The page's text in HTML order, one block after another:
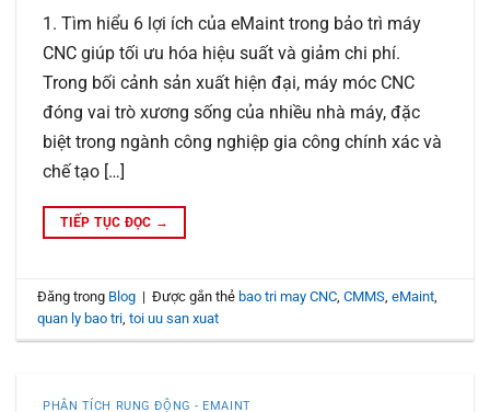
1. Tìm hiểu 6 lợi ích của eMaint trong bảo trì máy
CNC giúp tối ưu hóa hiệu suất và giảm chi phí.
Trong bối cảnh sản xuất hiện đại, máy móc CNC
đóng vai trò xương sống của nhiều nhà máy, đặc
biệt trong ngành công nghiệp gia công chính xác và
chế tạo […]
TIẾP TỤC ĐỌC →
Đăng trong Blog | Được gắn thẻ bao tri may CNC,CMMS,eMaint,
quan ly bao tri,toi uu san xuat
PHÂN TÍCH RUNG ĐỘNG - EMAINT